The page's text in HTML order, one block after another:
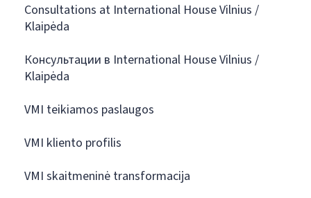
Consultations at International House Vilnius /
Klaipėda
Консультации в International House Vilnius /
Klaipėda
VMI teikiamos paslaugos
VMI kliento profilis
VMI skaitmeninė transformacija